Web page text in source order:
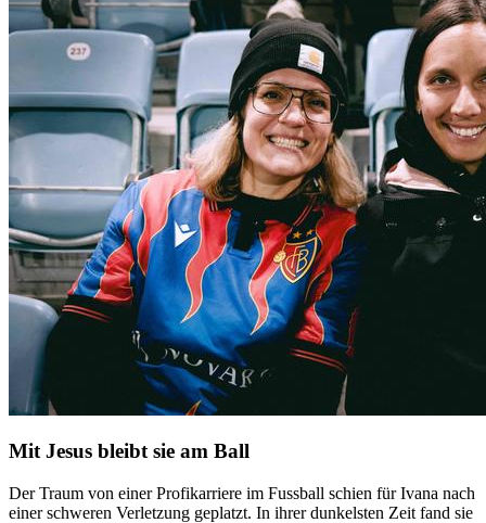
Mit Jesus bleibt sie am Ball
Der Traum von einer Profikarriere im Fussball schien für Ivana nach
einer schweren Verletzung geplatzt. In ihrer dunkelsten Zeit fand sie